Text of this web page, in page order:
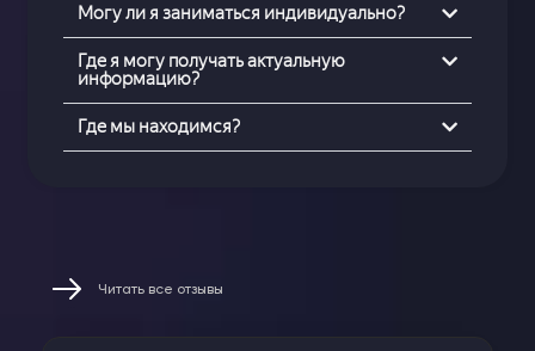
Могу ли я заниматься индивидуально?
Где я могу получать актуальную
информацию?
Где мы находимся?
Читать все отзывы